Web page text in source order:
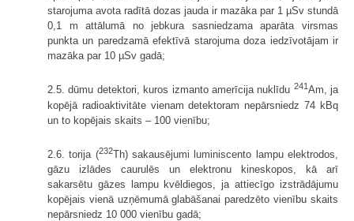
starojuma avota radītā dozas jauda ir mazāka par 1 µSv stundā
0,1 m attālumā no jebkura sasniedzama aparāta virsmas
punkta un paredzamā efektīvā starojuma doza iedzīvotājam ir
mazāka par 10 µSv gadā;
2.5. dūmu detektori, kuros izmanto amerīcija nuklīdu 241 Am, ja
kopējā radioaktivitāte vienam detektoram nepārsniedz 74 kBq
un to kopējais skaits – 100 vienību;
2.6. torija (232Th) sakausējumi luminiscento lampu elektrodos,
gāzu izlādes caurulēs un elektronu kineskopos, kā arī
sakarsētu gāzes lampu kvēldiegos, ja attiecīgo izstrādājumu
kopējais vienā uzņēmumā glabāšanai paredzēto vienību skaits
nepārsniedz 10 000 vienību gadā;